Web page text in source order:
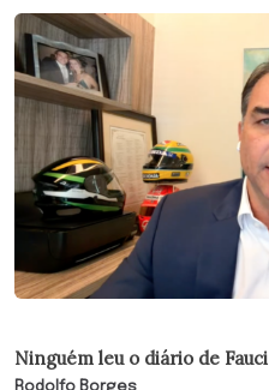
Ninguém leu o diário de Fauci